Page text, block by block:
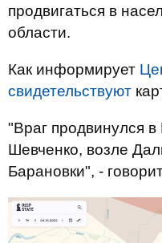
продвигаться в
области.
Как информирует
свидетельствуют
"Враг продвинулся
Шевченко, возле
Барановки", -